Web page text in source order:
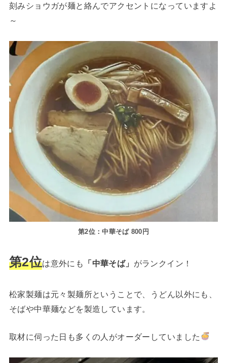
刻みショウガが麺と絡んでアクセントになっていますよ
～
第2位：中華そば 800円
第2位は意外にも 「中華そば」 がランクイン！
松家製麺は元々製麺所ということで、うどん以外にも、
そばや中華麺などを製造しています。
取材に伺った日も多くの人がオーダーしていました